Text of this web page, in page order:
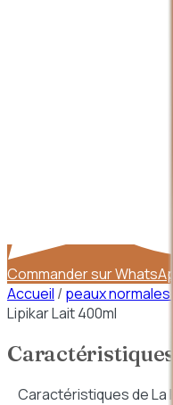
Commander sur
Accueil / peaux
Lipikar Lait 400ml
Caractéristiques
Caractéristiques deLa